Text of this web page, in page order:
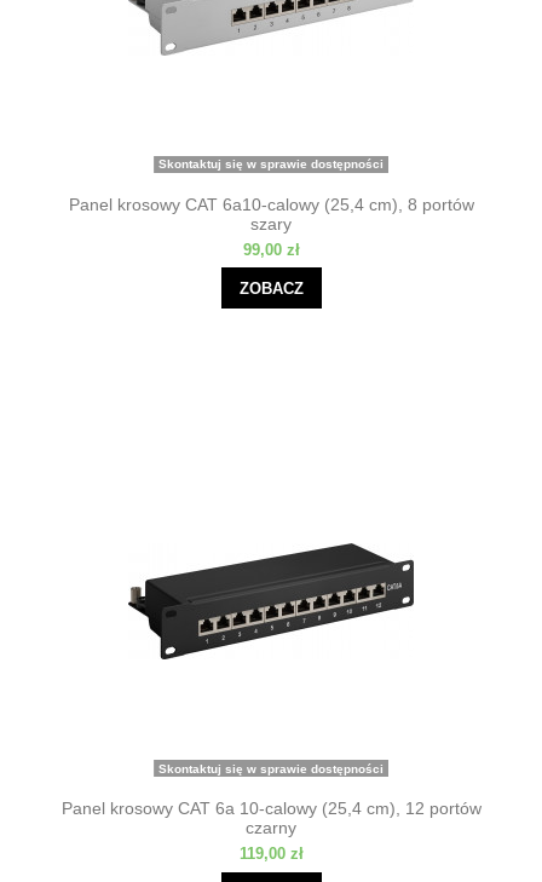
Skontaktuj się w sprawie dostępności
Panel krosowy CAT 6a10-calowy (25,4 cm), 8 portów
szary
99,00 zł
ZOBACZ
Skontaktuj się w sprawie dostępności
Panel krosowy CAT 6a 10-calowy (25,4 cm), 12 portów
czarny
119,00 zł